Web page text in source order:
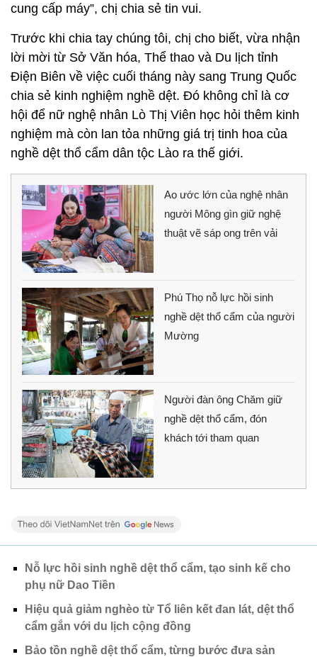
cung cấp máy”, chị chia sẻ tin vui.
Trước khi chia tay chúng tôi, chị cho biết, vừa nhận
lời mời từ Sở Văn hóa, Thể thao và Du lịch tỉnh
Điện Biên về việc cuối tháng này sang Trung Quốc
chia sẻ kinh nghiệm nghề dệt. Đó không chỉ là cơ
hội để nữ nghệ nhân Lò Thị Viên học hỏi thêm kinh
nghiệm mà còn lan tỏa những giá trị tinh hoa của
nghề dệt thổ cẩm dân tộc Lào ra thế giới.
Ao ước lớn của nghệ nhân
người Mông gìn giữ nghệ
thuật vẽ sáp ong trên vải
Phú Thọ nỗ lực hồi sinh
nghề dệt thổ cẩm của người
Mường
Người đàn ông Chăm giữ
nghề dệt thổ cẩm, đón
khách tới tham quan
Nỗ lực hồi sinh nghề dệt thổ cẩm, tạo sinh kế cho
phụ nữ Dao Tiền
Hiệu quả giảm nghèo từ Tổ liên kết đan lát, dệt thổ
cẩm gắn với du lịch cộng đồng
Bảo tồn nghề dệt thổ cẩm, từng bước đưa sản